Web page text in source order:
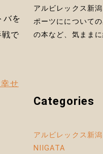
バを
で
せ
アルビレックス新
ポーツにについて
の本など、気ままに
Categories
アルビレックス新
NIIGATA